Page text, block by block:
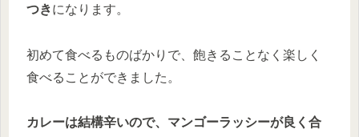
つきになります。
初めて食べるものばかりで、飽きることなく楽しく
食べることができました。
カレーは結構辛いので、マンゴーラッシーが良く合